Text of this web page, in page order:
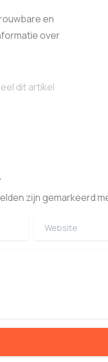
en
over
dit artikel
zijn gemarkeerd
Website